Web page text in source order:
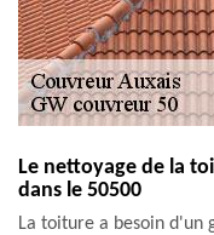
Le nettoyage de la
dans le 50500
La toiture a besoin d'un